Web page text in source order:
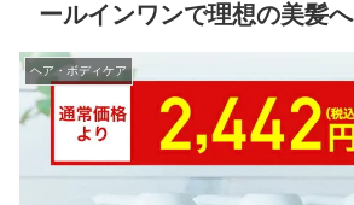
ールインワンで理想の美髪へ
ヘア・ボディケア